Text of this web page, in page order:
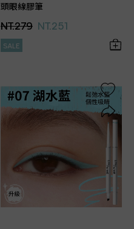
頭眼線膠筆
NT.279 NT.251
SALE